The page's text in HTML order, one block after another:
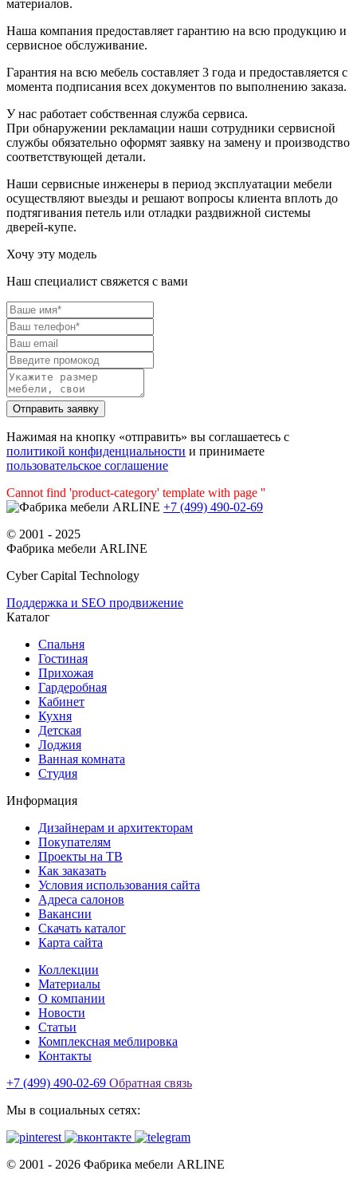
материалов.
Наша компания предоставляет гарантию на всю продукцию и
сервисное обслуживание.
Гарантия на всю мебель составляет 3 года и предоставляется с
момента подписания всех документов по выполнению заказа.
У нас работает собственная служба сервиса.
При обнаружении рекламации наши сотрудники сервисной
службы обязательно оформят заявку на замену и производство
соответствующей детали.
Наши сервисные инженеры в период эксплуатации мебели
осуществляют выезды и решают вопросы клиента вплоть до
подтягивания петель или отладки раздвижной системы
дверей-купе.
Хочу эту модель
Наш специалист свяжется с вами
Нажимая на кнопку «отправить» вы соглашаетесь с
политикой конфиденциальности и принимаете
пользовательское соглашение
Cannot find 'product-category' template with page ''
+7 (499) 490-02-69
© 2001 - 2025
Фабрика мебели ARLINE
Cyber Capital Technology
Поддержка и SEO продвижение
Каталог
Спальня
Гостиная
Прихожая
Гардеробная
Кабинет
Кухня
Детская
Лоджия
Ванная комната
Студия
Информация
Дизайнерам и архитекторам
Покупателям
Проекты на ТВ
Как заказать
Условия использования сайта
Адреса салонов
Вакансии
Скачать каталог
Карта сайта
Коллекции
Материалы
О компании
Новости
Статьи
Комплексная меблировка
Контакты
+7 (499) 490-02-69 Обратная связь
Мы в социальных сетях:
© 2001 - 2026 Фабрика мебели ARLINE